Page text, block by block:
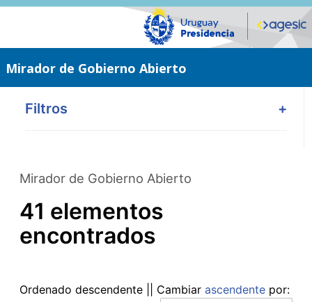
Saltar
Mirador de Gobierno Abierto
Filtros +
Mirador de Gobierno Abierto
41 elementos
encontrados
Ordenado descendente || Cambiar ascendente por: